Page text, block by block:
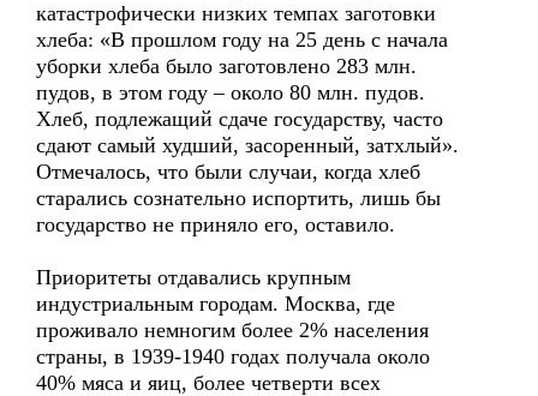
катастрофически низких темпах заготовки
хлеба: «В прошлом году на 25 день с начала
уборки хлеба было заготовлено 283 млн.
пудов, в этом году – около 80 млн. пудов.
Хлеб, подлежащий сдаче государству, часто
сдают самый худший, засоренный, затхлый».
Отмечалось, что были случаи, когда хлеб
старались сознательно испортить, лишь бы
государство не приняло его, оставило.
Приоритеты отдавались крупным
индустриальным городам. Москва, где
проживало немногим более 2% населения
страны, в 1939-1940 годах получала около
40% мяса и яиц, более четверти всех